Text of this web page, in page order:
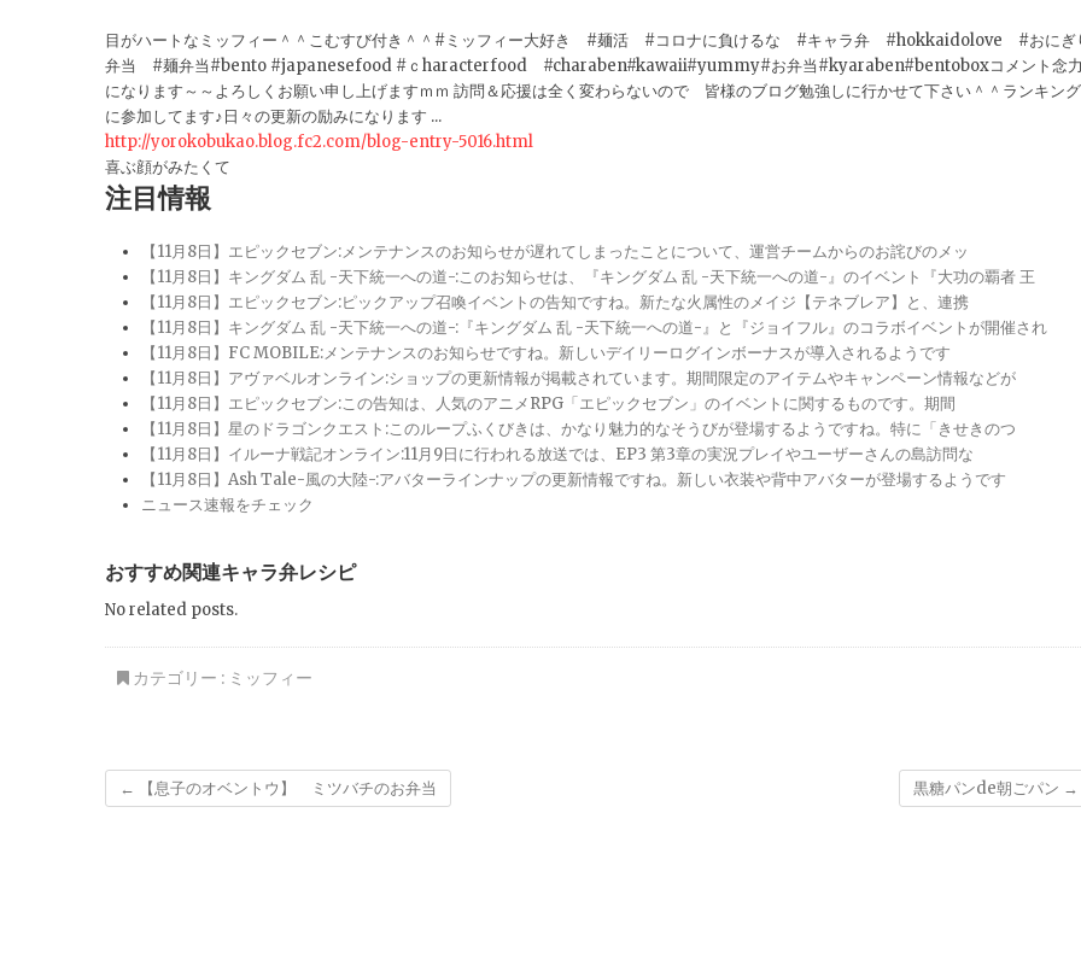
目がハートなミッフィー＾＾こむすび付き＾＾#ミッフィー大好き #麺活 #コロナに負けるな #キャラ弁 #hokkaidolove #おにぎ
弁当 #麺弁当#bento #japanesefood #ｃharacterfood #charaben#kawaii#yummy#お弁当#kyaraben#bentoboxコメント念
になります～～よろしくお願い申し上げますｍｍ 訪問＆応援は全く変わらないので 皆様のブログ勉強しに行かせて下さい＾＾ランキング
に参加してます♪日々の更新の励みになります ...
http://yorokobukao.blog.fc2.com/blog-entry-5016.html
喜ぶ顔がみたくて
注目情報
【11月8日】エピックセブン:メンテナンスのお知らせが遅れてしまったことについて、運営チームからのお詫びのメッ
【11月8日】キングダム 乱 -天下統一への道-:このお知らせは、『キングダム 乱 -天下統一への道-』のイベント『大功の覇者 王
【11月8日】エピックセブン:ピックアップ召喚イベントの告知ですね。新たな火属性のメイジ【テネブレア】と、連携
【11月8日】キングダム 乱 -天下統一への道-:『キングダム 乱 -天下統一への道-』と『ジョイフル』のコラボイベントが開催され
【11月8日】FC MOBILE:メンテナンスのお知らせですね。新しいデイリーログインボーナスが導入されるようです
【11月8日】アヴァベルオンライン:ショップの更新情報が掲載されています。期間限定のアイテムやキャンペーン情報などが
【11月8日】エピックセブン:この告知は、人気のアニメRPG「エピックセブン」のイベントに関するものです。期間
【11月8日】星のドラゴンクエスト:このループふくびきは、かなり魅力的なそうびが登場するようですね。特に「きせきのつ
【11月8日】イルーナ戦記オンライン:11月9日に行われる放送では、EP3 第3章の実況プレイやユーザーさんの島訪問な
【11月8日】Ash Tale-風の大陸-:アバターラインナップの更新情報ですね。新しい衣装や背中アバターが登場するようです
ニュース速報をチェック
おすすめ関連キャラ弁レシピ
No related posts.
カテゴリー : ミッフィー
← 【息子のオベントウ】 ミツバチのお弁当 黒糖パンde朝ごパン →